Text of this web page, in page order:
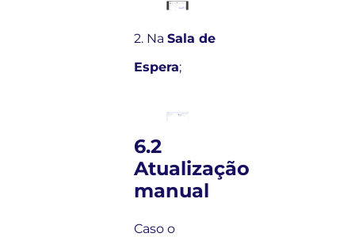
2. NaSala de
Espera;
6.2
Atualização
manual
Caso o